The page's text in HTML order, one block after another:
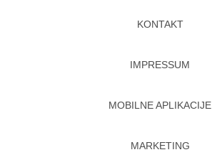
KONTAKT
IMPRESSUM
MOBILNE APLIKACIJE
MARKETING